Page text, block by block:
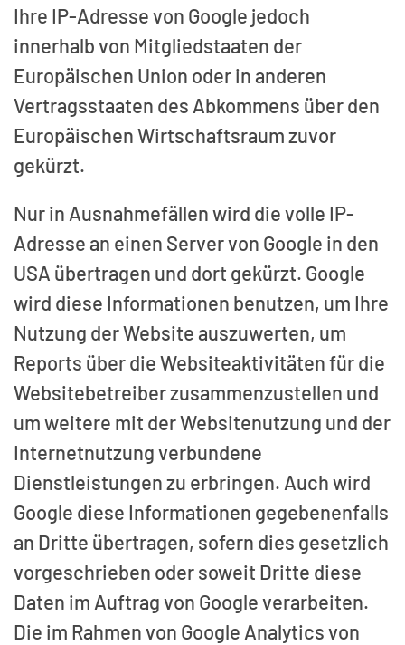
Ihre IP-Adresse von Google jedoch
innerhalb von Mitgliedstaaten der
Europäischen Union oder in anderen
Vertragsstaaten des Abkommens über den
Europäischen Wirtschaftsraum zuvor
gekürzt.
Nur in Ausnahmefällen wird die volle IP-
Adresse an einen Server von Google in den
USA übertragen und dort gekürzt. Google
wird diese Informationen benutzen, um Ihre
Nutzung der Website auszuwerten, um
Reports über die Websiteaktivitäten für die
Websitebetreiber zusammenzustellen und
um weitere mit der Websitenutzung und der
Internetnutzung verbundene
Dienstleistungen zu erbringen. Auch wird
Google diese Informationen gegebenenfalls
an Dritte übertragen, sofern dies gesetzlich
vorgeschrieben oder soweit Dritte diese
Daten im Auftrag von Google verarbeiten.
Die im Rahmen von Google Analytics von